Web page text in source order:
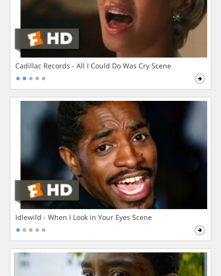
Cadillac Records - All I Could Do Was Cry Scene
Idlewild - When I Look in Your Eyes Scene